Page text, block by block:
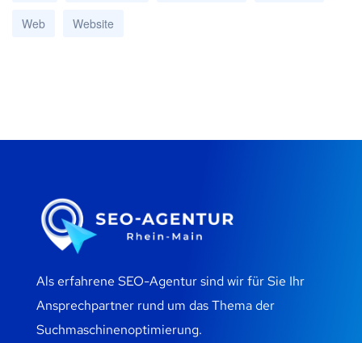
Web Website
Als erfahrene SEO-Agentur sind wir für Sie Ihr
Ansprechpartner rund um das Thema der
Suchmaschinenoptimierung.